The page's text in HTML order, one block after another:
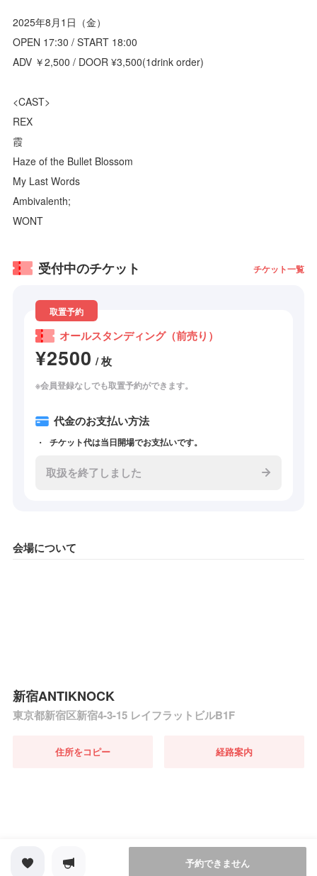
2025年8月1日（金）
OPEN 17:30 / START 18:00
ADV ￥2,500 / DOOR ¥3,500(1drink order)
<CAST>
REX
霞
Haze of the Bullet Blossom
My Last Words
Ambivalenth;
WONT
受付中のチケット チケット一覧
取置予約
オールスタンディング（前売り）
¥2500 / 枚
※会員登録なしでも取置予約ができます。
代金のお支払い方法
チケット代は当日開場でお支払いです。
取扱を終了しました
会場について
新宿ANTIKNOCK
東京都新宿区新宿4-3-15 レイフラットビルB1F
住所をコピー 経路案内
予約できません